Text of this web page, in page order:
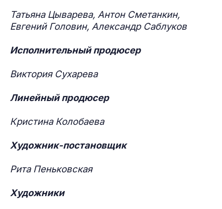
Татьяна Цыварева, Антон Сметанкин,
Евгений Головин, Александр Саблуков
Исполнительный продюсер
Виктория Сухарева
Линейный продюсер
Кристина Колобаева
Художник-постановщик
Рита Пеньковская
Художники